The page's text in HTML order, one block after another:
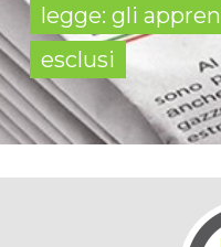
legge: gli
esclusi